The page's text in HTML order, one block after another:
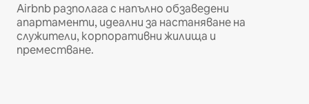
Airbnb разполага с напълно обзаведени
апартаменти, идеални за настаняване на
служители, корпоративни жилища и
преместване.